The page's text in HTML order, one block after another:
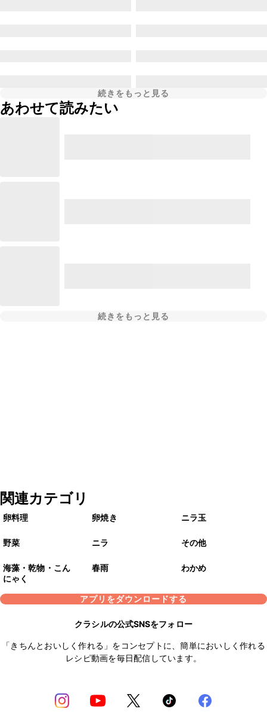
続きをもっと見る
あわせて読みたい
続きをもっと見る
関連カテゴリ
卵料理 卵焼き ニラ玉
野菜 ニラ その他
海藻・乾物・こん
にゃく
春雨 わかめ
アプリをダウンロードする
クラシルの公式SNSをフォロー
「きちんとおいしく作れる」をコンセプトに、簡単においしく作れる
レシピ動画を毎日配信しています。